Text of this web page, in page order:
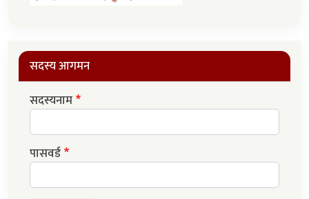
सदस्य आगमन
सदस्यनाम
पासवर्ड